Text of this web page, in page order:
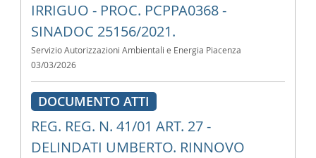
IRRIGUO - PROC. PCPPA0368 -
SINADOC 25156/2021.
Servizio Autorizzazioni Ambientali e Energia Piacenza
03/03/2026
DOCUMENTO ATTI
REG. REG. N. 41/01 ART. 27 -
DELINDATI UMBERTO. RINNOVO